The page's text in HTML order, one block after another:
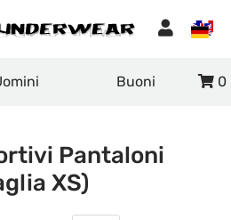
Buoni 0
Pantaloni
XS)